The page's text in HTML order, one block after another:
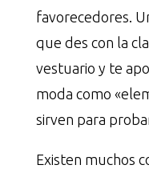
favorecedores.
que des con la
vestuario y te
moda como
sirven para
Existen muchos